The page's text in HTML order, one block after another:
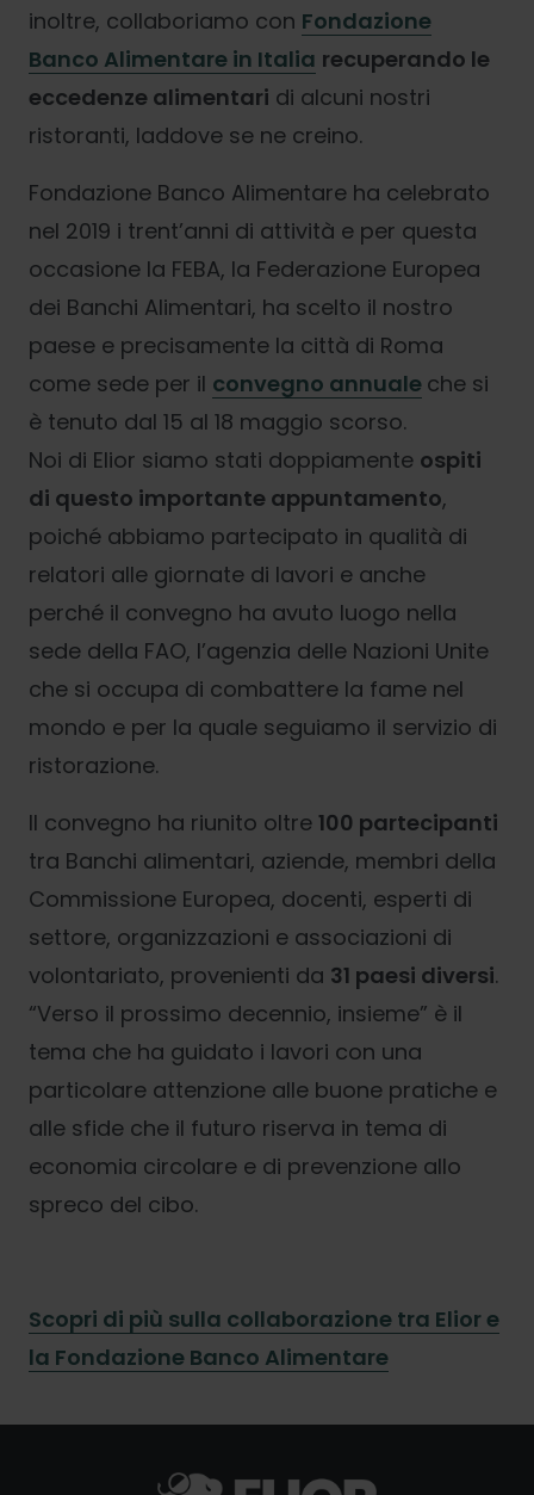
inoltre, collaboriamo con Fondazione
Banco Alimentare in Italia recuperando le
eccedenze alimentari di alcuni nostri
ristoranti, laddove se ne creino.
Fondazione Banco Alimentare ha celebrato
nel 2019 i trent’anni di attività e per questa
occasione la FEBA, la Federazione Europea
dei Banchi Alimentari, ha scelto il nostro
paese e precisamente la città di Roma
come sede per il convegno annuale che si
è tenuto dal 15 al 18 maggio scorso.
Noi di Elior siamo stati doppiamente ospiti
di questo importante appuntamento,
poiché abbiamo partecipato in qualità di
relatori alle giornate di lavori e anche
perché il convegno ha avuto luogo nella
sede della FAO, l’agenzia delle Nazioni Unite
che si occupa di combattere la fame nel
mondo e per la quale seguiamo il servizio di
ristorazione.
Il convegno ha riunito oltre 100 partecipanti
tra Banchi alimentari, aziende, membri della
Commissione Europea, docenti, esperti di
settore, organizzazioni e associazioni di
volontariato, provenienti da 31 paesi diversi.
“Verso il prossimo decennio, insieme” è il
tema che ha guidato i lavori con una
particolare attenzione alle buone pratiche e
alle sfide che il futuro riserva in tema di
economia circolare e di prevenzione allo
spreco del cibo.
Scopri di più sulla collaborazione tra Elior e
la Fondazione Banco Alimentare